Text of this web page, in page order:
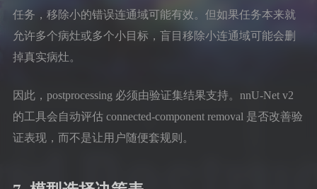
任务，移除小的错误连通域可能有效。但如果任务本来就
允许多个病灶或多个小目标，盲目移除小连通域可能会删
掉真实病灶。
因此，postprocessing 必须由验证集结果支持。nnU-Net v2
的工具会自动评估 connected-component removal 是否改善验
证表现，而不是让用户随便套规则。